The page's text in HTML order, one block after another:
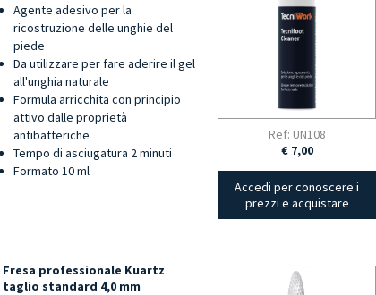
Agente adesivo per la
ricostruzione delle unghie del
piede
Da utilizzare per fare aderire il gel
all'unghia naturale
Formula arricchita con principio
attivo dalle proprietà
antibatteriche
Tempo di asciugatura 2 minuti
Formato 10 ml
Ref: UN108
€ 7,00
Accedi per conoscere i
prezzi e acquistare
Fresa professionale Kuartz
taglio standard 4,0 mm